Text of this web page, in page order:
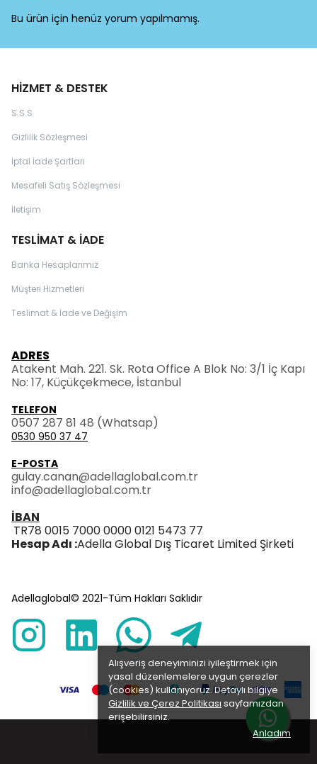
Alışveriş deneyiminizi iyileştirmek için
yasal düzenlemelere uygun çerezler
(cookies) kullanıyoruz. Detaylı bilgiye
Gizlilik ve Çerez Politikası sayfamızdan
erişebilirsiniz.
Anladım
Bu ürün için henüz yorum yapılmamış.
HİZMET & DESTEK
S.S.S
Gizlilik Sözleşmesi
İptal İade Şartları
Mesafeli Satış Sözleşmesi
İletişim
TESLİMAT & İADE
Banka Hesaplarımız
Müşteri Hizmetleri
Teslimat & İade ve Değişim
ADRES
Atakent Mah. 221. Sk. Rota Office A Blok No: 3/1 İç Kapı
No: 17, Küçükçekmece, İstanbul
TELEFON
0507 287 81 48 (Whatsap)
0530 950 37 47
E-POSTA
gulay.canan@adellaglobal.com.tr
info@adellaglobal.com.tr
İBAN
TR78 0015 7000 0000 0121 5473 77
Hesap Adı :Adella Global Dış Ticaret Limited Şirketi
Adellaglobal© 2021-Tüm Hakları Saklıdır